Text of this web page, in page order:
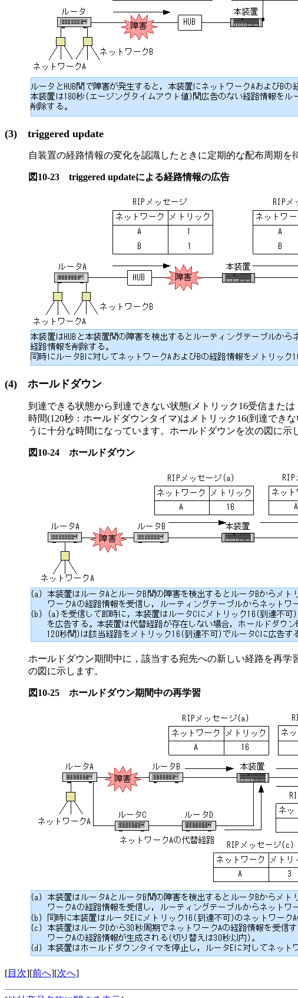
(3) triggered update
自装置の経路情報の変化を認識したときに定期的な配布周期を
図10-23 triggered updateによる経路情報の広告
(4) ホールドダウン
到達できる状態から到達できない状態(メトリック16受信また
時間(120秒：ホールドダウンタイマ)はメトリック16(到達でき
うに十分な時間になっています。ホールドダウンを次の図に示
図10-24 ホールドダウン
ホールドダウン期間中に，該当する宛先への新しい経路を再
の図に示します。
図10-25 ホールドダウン期間中の再学習
[目次][前へ][次へ]